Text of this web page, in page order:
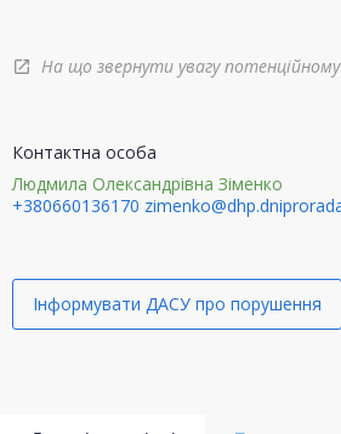
open_in_new На що звернути увагу
Контактна особа
Людмила Олександрівна Зіменко
+380660136170
Інформувати ДАСУ про порушення